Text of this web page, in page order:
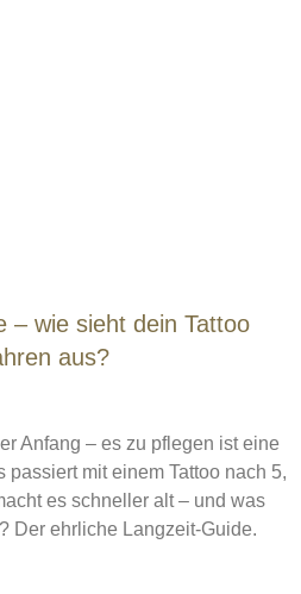
– wie sieht dein Tattoo
aus?
Anfang – es zu pflegen ist eine
passiert mit einem Tattoo nach 5,
es schneller alt – und was
Der ehrliche Langzeit-Guide.